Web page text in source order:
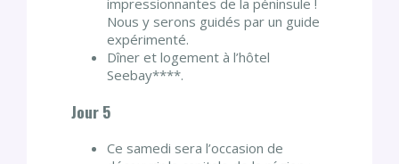
impressionnantes de la péninsule !
Nous y serons guidés par un guide
expérimenté.
Dîner et logement à l’hôtel
Seebay****.
Jour 5
Ce samedi sera l’occasion de